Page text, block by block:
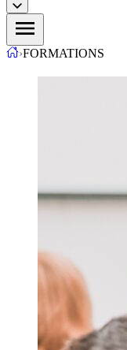
›FORMATIONS